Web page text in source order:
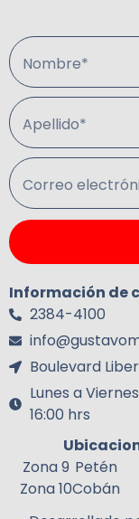
Nombre*
Apellido*
Correo
Información de
2384-4100
Boulevard
Lunes a
16:00 hrs
Zona 9
Zona 10
Petén
Cobán